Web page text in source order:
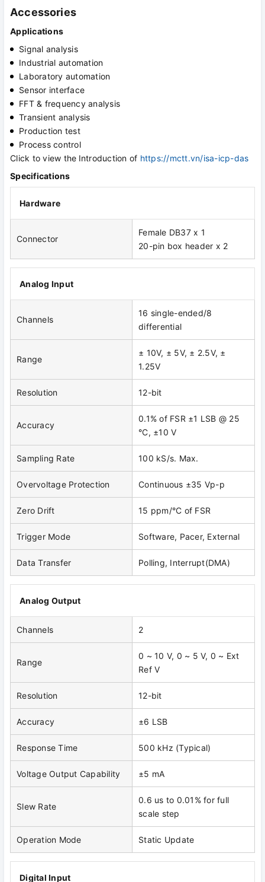
Accessories
Applications
Signal analysis
Industrial automation
Laboratory automation
Sensor interface
FFT & frequency analysis
Transient analysis
Production test
Process control
Click to view the Introduction of https://mctt.vn/isa-icp-das
Specifications
Hardware
Connector
Female DB37 x 1
20-pin box header x 2
Analog Input
Channels
16 single-ended/8
differential
Range
± 10V, ± 5V, ± 2.5V, ±
1.25V
Resolution 12-bit
Accuracy
0.1% of FSR ±1 LSB @ 25
°C, ±10 V
Sampling Rate 100 kS/s. Max.
Overvoltage Protection Continuous ±35 Vp-p
Zero Drift 15 ppm/°C of FSR
Trigger Mode Software, Pacer, External
Data Transfer Polling, Interrupt(DMA)
Analog Output
Channels 2
Range
0 ~ 10 V, 0 ~ 5 V, 0 ~ Ext
Ref V
Resolution 12-bit
Accuracy ±6 LSB
Response Time 500 kHz (Typical)
Voltage Output Capability ±5 mA
Slew Rate
0.6 us to 0.01% for full
scale step
Operation Mode Static Update
Digital Input